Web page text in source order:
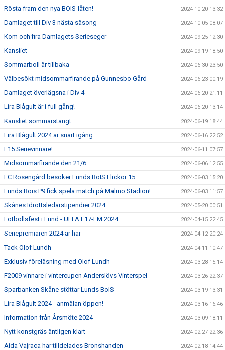
Rösta fram den nya BOIS-låten! 2024-10-20 13:32
Damlaget till Div 3 nästa säsong 2024-10-05 08:07
Kom och fira Damlagets Serieseger 2024-09-25 12:30
Kansliet 2024-09-19 18:50
Sommarboll är tillbaka 2024-06-30 23:50
Välbesökt midsommarfirande på Gunnesbo Gård 2024-06-23 00:19
Damlaget överlägsna i Div 4 2024-06-20 21:11
Lira Blågult är i full gång! 2024-06-20 13:14
Kansliet sommarstängt 2024-06-19 18:44
Lira Blågult 2024 är snart igång 2024-06-16 22:52
F15 Serievinnare! 2024-06-11 07:57
Midsommarfirande den 21/6 2024-06-06 12:55
FC Rosengård besöker Lunds BoIS Flickor 15 2024-06-03 15:20
Lunds Bois P9 fick spela match på Malmö Stadion! 2024-06-03 11:57
Skånes Idrottsledarstipendier 2024 2024-05-20 00:51
Fotbollsfest i Lund - UEFA F17-EM 2024 2024-04-15 22:45
Seriepremiären 2024 är här 2024-04-12 20:24
Tack Olof Lundh 2024-04-11 10:47
Exklusiv föreläsning med Olof Lundh 2024-03-28 15:14
F2009 vinnare i vintercupen Anderslövs Vinterspel 2024-03-26 22:37
Sparbanken Skåne stöttar Lunds BoIS 2024-03-19 13:31
Lira Blågult 2024 - anmälan öppen! 2024-03-16 16:46
Information från Årsmöte 2024 2024-03-09 18:11
Nytt konstgräs äntligen klart 2024-02-27 22:36
Aida Vajraca har tilldelades Bronshanden 2024-02-18 14:44